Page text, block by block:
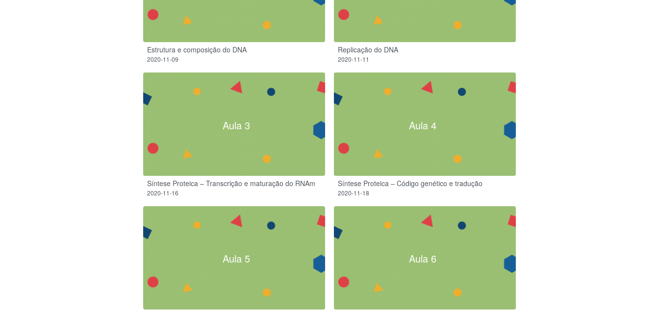
Estrutura e composição do DNA
2020-11-09
Replicação do DNA
2020-11-11
Aula 3
Síntese Proteica – Transcrição e maturação do RNAm
2020-11-16
Aula 4
Síntese Proteica – Código genético e tradução
2020-11-18
Aula 5 Aula 6